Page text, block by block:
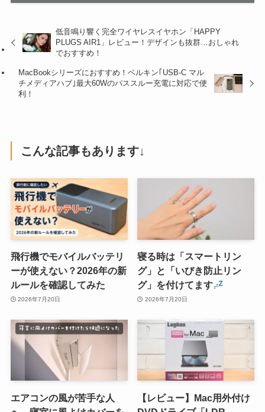
低音鳴り響く完全ワイヤレスイヤホン「HAPPY
PLUGS AIR1」レビュー！デザインも抜群…おしゃれ
でおすすめ！
MacBookシリーズにおすすめ！ベルキン｢USB-C マル
チメディアハブ｣最大60Wのパススルー充電に対応で便
利！
こんな記事もあります↓
飛行機でモバイルバッテリ
ーが使えない？2026年の新
ルールを確認してみた
2026年7月20日
寝る時は「スマートリン
グ」と「いびき防止リン
グ」を付けてます
2026年7月20日
エアコンの風が苦手な人
【レビュー】Mac用外付け